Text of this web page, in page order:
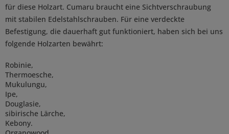
für diese Holzart. Cumaru braucht eine Sichtverschraubung
mit stabilen Edelstahlschrauben. Für eine verdeckte
Befestigung, die dauerhaft gut funktioniert, haben sich bei uns
folgende Holzarten bewährt:
Robinie,
Thermoesche,
Mukulungu,
Ipe,
Douglasie,
sibirische Lärche,
Kebony.